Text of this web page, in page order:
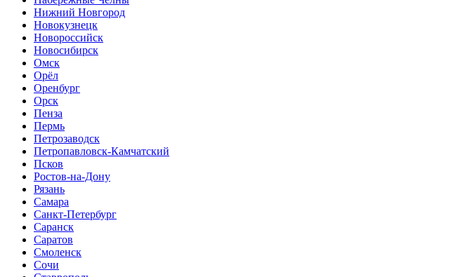
Нижний Новгород
Новокузнецк
Новороссийск
Новосибирск
Омск
Орёл
Оренбург
Орск
Пенза
Пермь
Петрозаводск
Петропавловск-Камчатский
Псков
Ростов-на-Дону
Рязань
Самара
Санкт-Петербург
Саранск
Саратов
Смоленск
Сочи